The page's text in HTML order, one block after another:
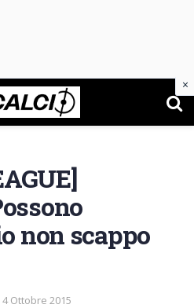
non scappo
4 Ottobre 2015
×